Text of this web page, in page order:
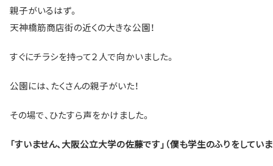
親子がいるはず。
天神橋筋商店街の近くの大きな公園！
すぐにチラシを持って２人で向かいました。
公園には、たくさんの親子がいた！
その場で、ひたすら声をかけました。
「すいません、大阪公立大学の佐藤です」（僕も学生のふりをしてい